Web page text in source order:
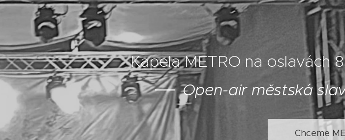
Kapela METRO na oslavách
Open-air městská
Chceme